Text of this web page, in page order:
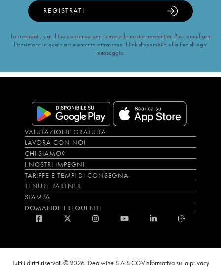
REGISTRATI
Iscrivendoti, dai il tuo consenso per ricevere le nostre newsletter. Puoi annullare
l’iscrizione in qualsiasi momento attraverso il link disponibile alla fine di ogni
messaggio.
VALUTAZIONE GRATUITA
LAVORA CON NOI
CHI SIAMO?
I NOSTRI IMPEGNI
TARIFFE E TEMPI DI CONSEGNA
TENUTE PARTNER
STAMPA
DOMANDE FREQUENTI
Tutti i diritti riservati © 2026 iDealwine S.A.S.CGVInformativa sulla privacy